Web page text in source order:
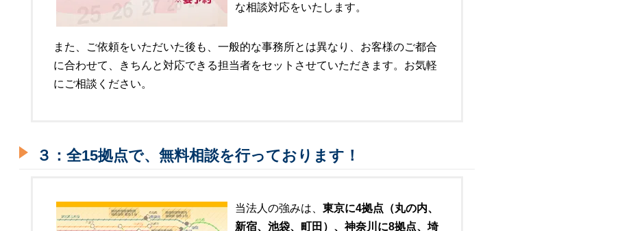
な相談対応をいたします。
また、ご依頼をいただいた後も、一般的な事務所とは異なり、お客様のご都合
に合わせて、きちんと対応できる担当者をセットさせていただきます。お気軽
にご相談ください。
３：全15拠点で、無料相談を行っております！
当法人の強みは、 東京に4拠点（丸の内、
新宿、池袋、町田）、神奈川に8拠点、埼